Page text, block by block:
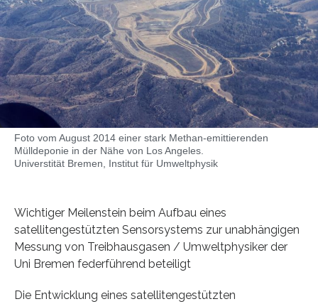
Foto vom August 2014 einer stark Methan-emittierenden
Mülldeponie in der Nähe von Los Angeles.
Universtität Bremen, Institut für Umweltphysik
Wichtiger Meilenstein beim Aufbau eines
satellitengestützten Sensorsystems zur unabhängigen
Messung von Treibhausgasen / Umweltphysiker der
Uni Bremen federführend beteiligt
Die Entwicklung eines satellitengestützten